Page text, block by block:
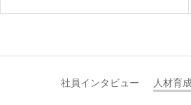
社員インタビュー 人材育